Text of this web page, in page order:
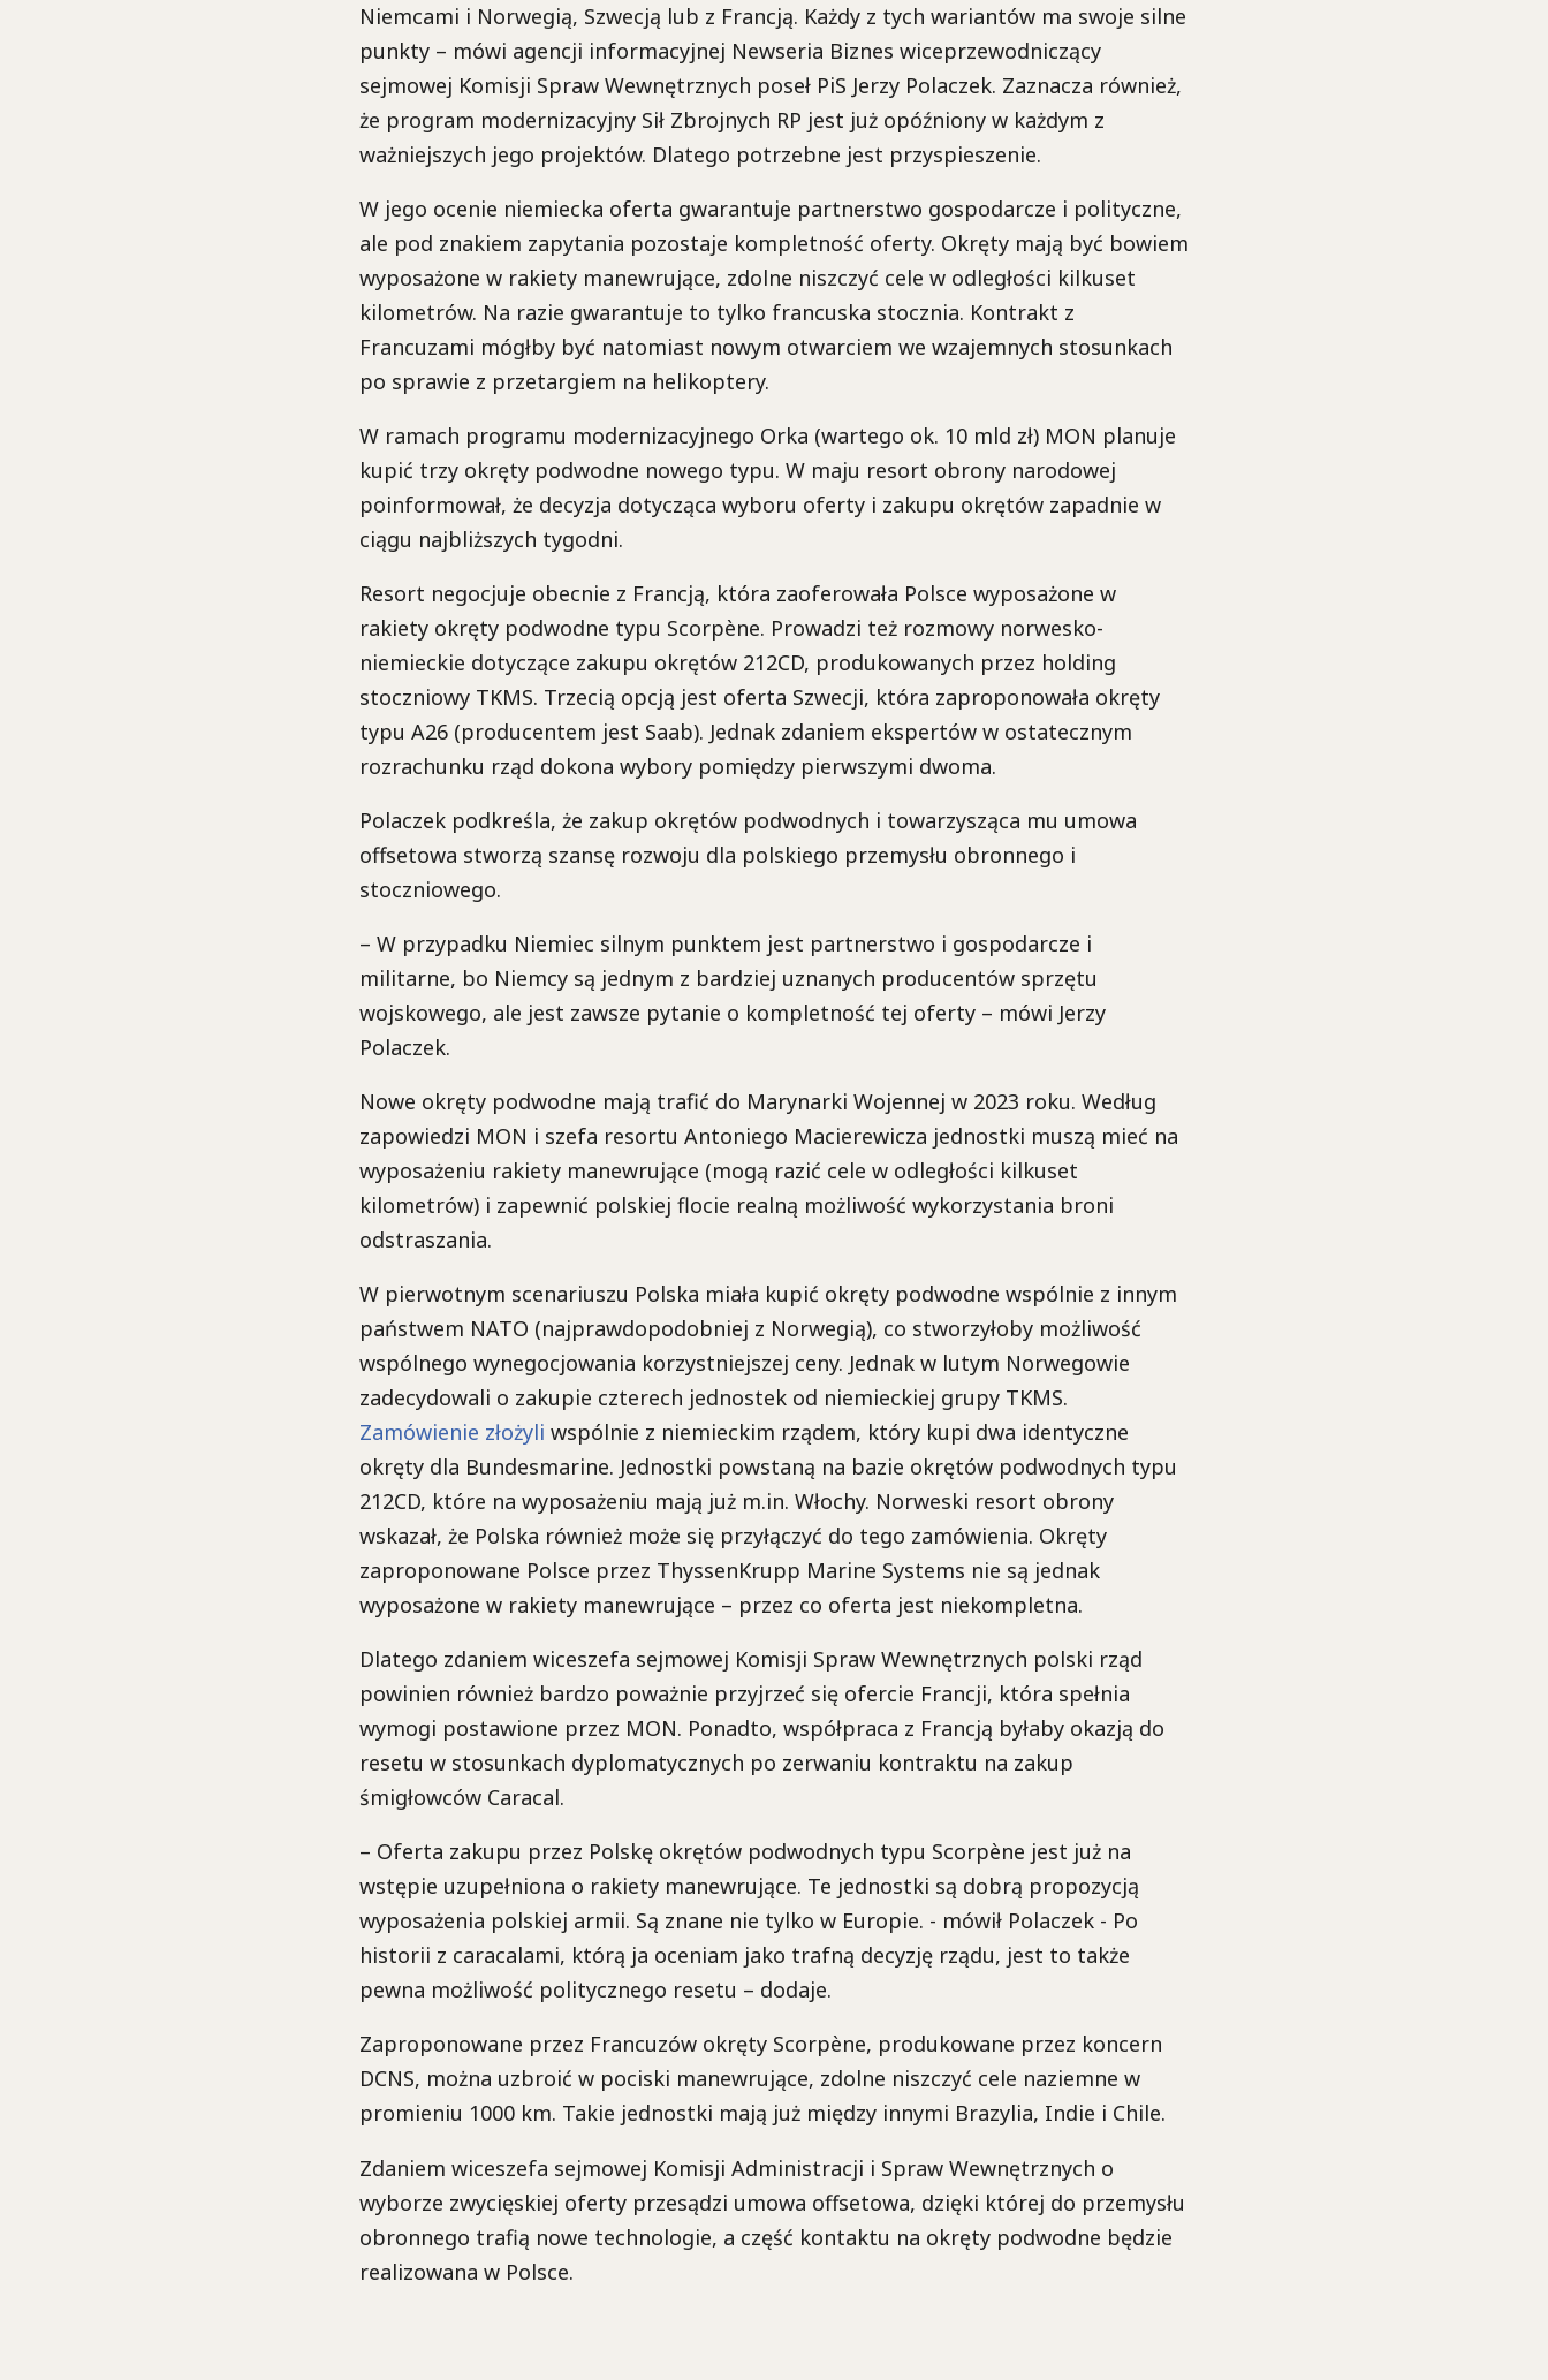
Niemcami i Norwegią, Szwecją lub z Francją. Każdy z tych wariantów ma swoje silne
punkty – mówi agencji informacyjnej Newseria Biznes wiceprzewodniczący
sejmowej Komisji Spraw Wewnętrznych poseł PiS Jerzy Polaczek. Zaznacza również,
że program modernizacyjny Sił Zbrojnych RP jest już opóźniony w każdym z
ważniejszych jego projektów. Dlatego potrzebne jest przyspieszenie.
W jego ocenie niemiecka oferta gwarantuje partnerstwo gospodarcze i polityczne,
ale pod znakiem zapytania pozostaje kompletność oferty. Okręty mają być bowiem
wyposażone w rakiety manewrujące, zdolne niszczyć cele w odległości kilkuset
kilometrów. Na razie gwarantuje to tylko francuska stocznia. Kontrakt z
Francuzami mógłby być natomiast nowym otwarciem we wzajemnych stosunkach
po sprawie z przetargiem na helikoptery.
W ramach programu modernizacyjnego Orka (wartego ok. 10 mld zł) MON planuje
kupić trzy okręty podwodne nowego typu. W maju resort obrony narodowej
poinformował, że decyzja dotycząca wyboru oferty i zakupu okrętów zapadnie w
ciągu najbliższych tygodni.
Resort negocjuje obecnie z Francją, która zaoferowała Polsce wyposażone w
rakiety okręty podwodne typu Scorpène. Prowadzi też rozmowy norwesko-
niemieckie dotyczące zakupu okrętów 212CD, produkowanych przez holding
stoczniowy TKMS. Trzecią opcją jest oferta Szwecji, która zaproponowała okręty
typu A26 (producentem jest Saab). Jednak zdaniem ekspertów w ostatecznym
rozrachunku rząd dokona wybory pomiędzy pierwszymi dwoma.
Polaczek podkreśla, że zakup okrętów podwodnych i towarzysząca mu umowa
offsetowa stworzą szansę rozwoju dla polskiego przemysłu obronnego i
stoczniowego.
– W przypadku Niemiec silnym punktem jest partnerstwo i gospodarcze i
militarne, bo Niemcy są jednym z bardziej uznanych producentów sprzętu
wojskowego, ale jest zawsze pytanie o kompletność tej oferty – mówi Jerzy
Polaczek.
Nowe okręty podwodne mają trafić do Marynarki Wojennej w 2023 roku. Według
zapowiedzi MON i szefa resortu Antoniego Macierewicza jednostki muszą mieć na
wyposażeniu rakiety manewrujące (mogą razić cele w odległości kilkuset
kilometrów) i zapewnić polskiej flocie realną możliwość wykorzystania broni
odstraszania.
W pierwotnym scenariuszu Polska miała kupić okręty podwodne wspólnie z innym
państwem NATO (najprawdopodobniej z Norwegią), co stworzyłoby możliwość
wspólnego wynegocjowania korzystniejszej ceny. Jednak w lutym Norwegowie
zadecydowali o zakupie czterech jednostek od niemieckiej grupy TKMS.
Zamówienie złożyli wspólnie z niemieckim rządem, który kupi dwa identyczne
okręty dla Bundesmarine. Jednostki powstaną na bazie okrętów podwodnych typu
212CD, które na wyposażeniu mają już m.in. Włochy. Norweski resort obrony
wskazał, że Polska również może się przyłączyć do tego zamówienia. Okręty
zaproponowane Polsce przez ThyssenKrupp Marine Systems nie są jednak
wyposażone w rakiety manewrujące – przez co oferta jest niekompletna.
Dlatego zdaniem wiceszefa sejmowej Komisji Spraw Wewnętrznych polski rząd
powinien również bardzo poważnie przyjrzeć się ofercie Francji, która spełnia
wymogi postawione przez MON. Ponadto, współpraca z Francją byłaby okazją do
resetu w stosunkach dyplomatycznych po zerwaniu kontraktu na zakup
śmigłowców Caracal.
– Oferta zakupu przez Polskę okrętów podwodnych typu Scorpène jest już na
wstępie uzupełniona o rakiety manewrujące. Te jednostki są dobrą propozycją
wyposażenia polskiej armii. Są znane nie tylko w Europie. - mówił Polaczek - Po
historii z caracalami, którą ja oceniam jako trafną decyzję rządu, jest to także
pewna możliwość politycznego resetu – dodaje.
Zaproponowane przez Francuzów okręty Scorpène, produkowane przez koncern
DCNS, można uzbroić w pociski manewrujące, zdolne niszczyć cele naziemne w
promieniu 1000 km. Takie jednostki mają już między innymi Brazylia, Indie i Chile.
Zdaniem wiceszefa sejmowej Komisji Administracji i Spraw Wewnętrznych o
wyborze zwycięskiej oferty przesądzi umowa offsetowa, dzięki której do przemysłu
obronnego trafią nowe technologie, a część kontaktu na okręty podwodne będzie
realizowana w Polsce.